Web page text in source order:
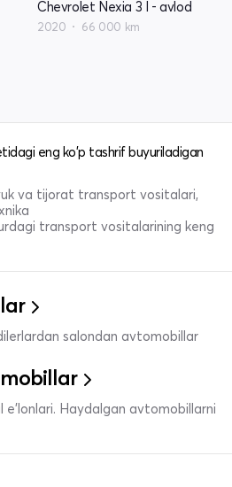
Chevrolet Nexia 3 I - avlod
2020 66 000 km
eng ko'p tashrif buyuriladigan
va tijorat transport vositalari,
transport vositalarining keng
salondan avtomobillar
Haydalgan avtomobillarni